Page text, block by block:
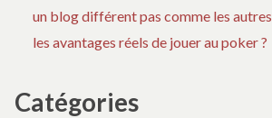
un blog différent pas comme les autres
les avantages réels de jouer au poker ?
Catégories